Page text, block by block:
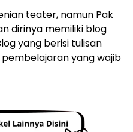
teater, namun Pak
dirinya memiliki blog
yang berisi tulisan
yang wajib